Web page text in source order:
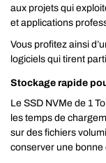
aux projets qui
et applications
Vous profitez ainsi
logiciels qui tirent
Stockage rapide
Le SSD NVMe de 1
les temps de
sur des fichiers
conserver une